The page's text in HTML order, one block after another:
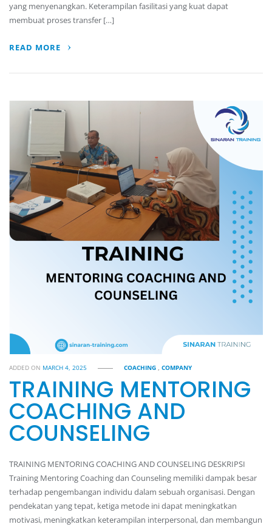
yang menyenangkan. Keterampilan fasilitasi yang kuat dapat
membuat proses transfer […]
READ MORE
ADDED ON MARCH 4, 2025 COACHING ,COMPANY
TRAINING MENTORING
COACHING AND
COUNSELING
TRAINING MENTORING COACHING AND COUNSELING DESKRIPSI
Training Mentoring Coaching dan Counseling memiliki dampak besar
terhadap pengembangan individu dalam sebuah organisasi. Dengan
pendekatan yang tepat, ketiga metode ini dapat meningkatkan
motivasi, meningkatkan keterampilan interpersonal, dan membangun